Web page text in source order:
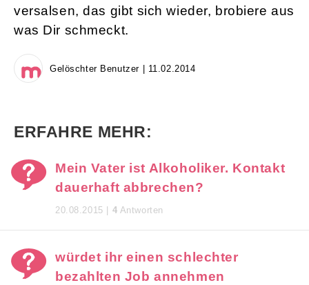
versalsen, das gibt sich wieder, brobiere aus
was Dir schmeckt.
Gelöschter Benutzer | 11.02.2014
ERFAHRE MEHR:
Mein Vater ist Alkoholiker. Kontakt
dauerhaft abbrechen?
20.08.2015 | 4 Antworten
würdet ihr einen schlechter
bezahlten Job annehmen